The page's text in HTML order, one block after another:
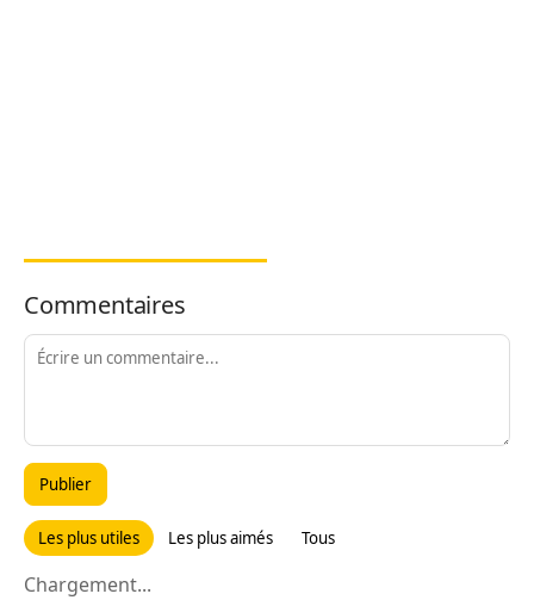
Commentaires
Publier
Les plus utiles Les plus aimés Tous
Chargement...